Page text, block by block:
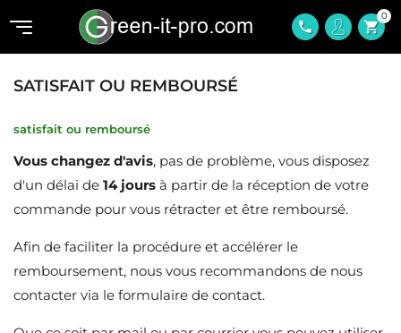
phone shopping_cart
0
SATISFAIT OU REMBOURSÉ
satisfait ou remboursé
Vous changez d'avis, pas de problème, vous disposez
d'un délai de 14 jours à partir de la réception de votre
commande pour vous rétracter et être remboursé.
Afin de faciliter la procédure et accélérer le
remboursement, nous vous recommandons de nous
contacter via le formulaire de contact.